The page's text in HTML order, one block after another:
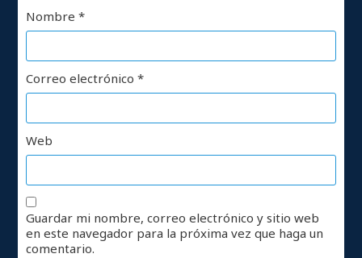
Nombre*
Correo electrónico*
Web
Guardar mi nombre, correo electrónico y sitio web
en este navegador para la próxima vez que haga un
comentario.